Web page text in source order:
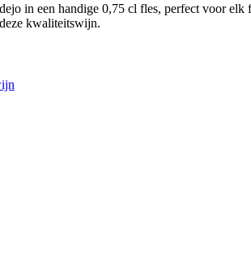
in een handige 0,75 cl fles, perfect voor
kwaliteitswijn.